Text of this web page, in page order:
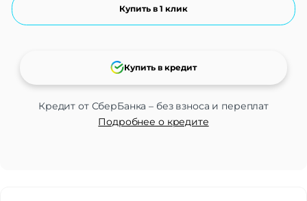
Купить в 1 клик
Кредит от СберБанка – без взноса и переплат
Подробнее о кредите
Купить в кредит